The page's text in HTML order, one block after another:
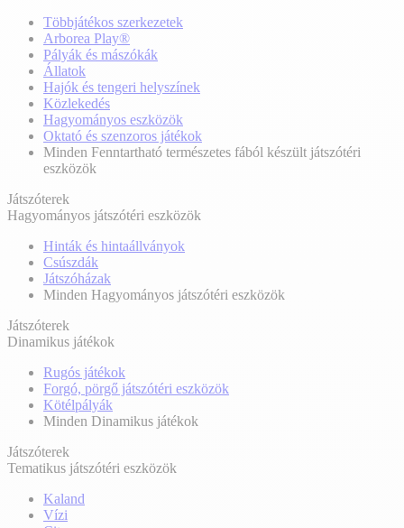
Többjátékos szerkezetek
Arborea Play®
Pályák és mászókák
Állatok
Hajók és tengeri helyszínek
Közlekedés
Hagyományos eszközök
Oktató és szenzoros játékok
Minden Fenntartható természetes fából készült játszótéri
eszközök
Játszóterek
Hagyományos játszótéri eszközök
Hinták és hintaállványok
Csúszdák
Játszóházak
Minden Hagyományos játszótéri eszközök
Játszóterek
Dinamikus játékok
Rugós játékok
Forgó, pörgő játszótéri eszközök
Kötélpályák
Minden Dinamikus játékok
Játszóterek
Tematikus játszótéri eszközök
Kaland
Vízi